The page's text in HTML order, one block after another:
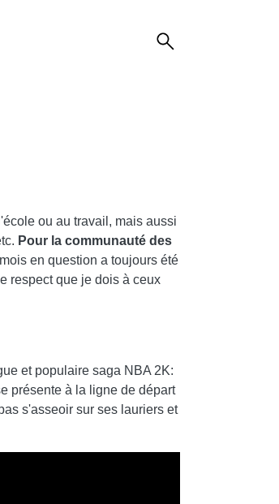
ou au travail, mais aussi
Pour la communauté des
en question a toujours été
respect que je dois à ceux
et populaire saga NBA 2K:
présente à la ligne de départ
s'asseoir sur ses lauriers et